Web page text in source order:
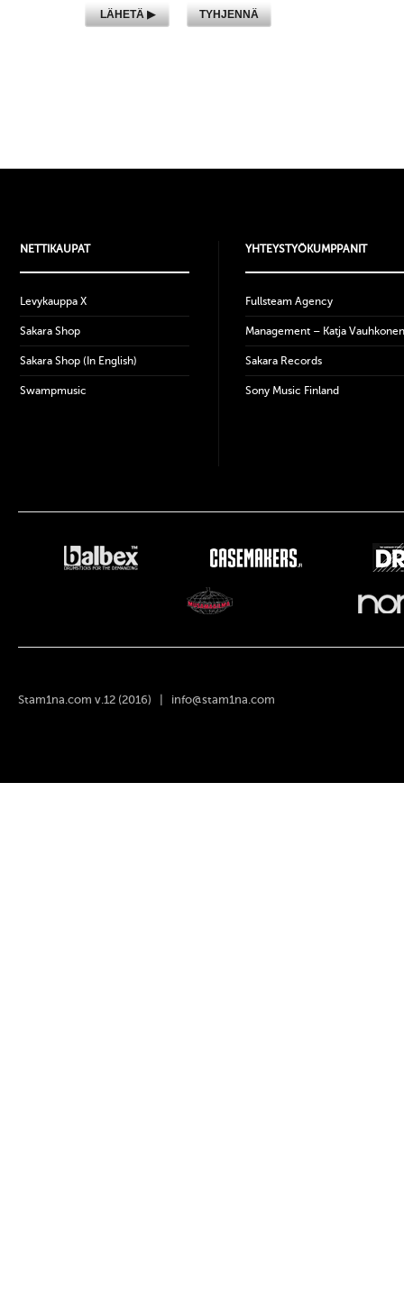
NETTIKAUPAT
Levykauppa X
Sakara Shop
Sakara Shop (In English)
Swampmusic
YHTEYSTYÖKUMPPANIT
Fullsteam Agency
Management – Katja Vauhkonen
Sakara Records
Sony Music Finland
Stam1na.com v.12 (2016) | info@stam1na.com